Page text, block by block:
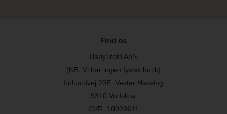
Find os
BabyTrold ApS
(NB. Vi har ingen fysisk butik)
Industrivej 20E, Vester Hassing
9310 Vodskov
CVR: 10020611